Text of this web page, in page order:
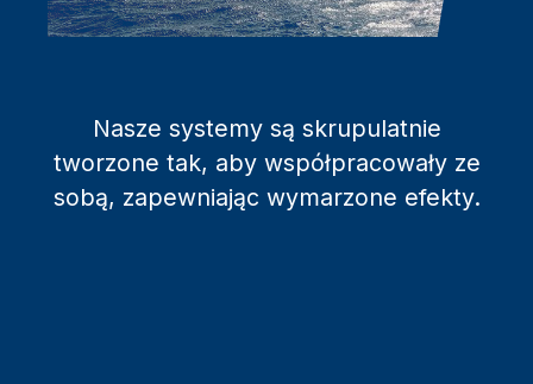
Nasze systemy są skrupulatnie
tworzone tak, aby współpracowały ze
sobą, zapewniając wymarzone efekty.